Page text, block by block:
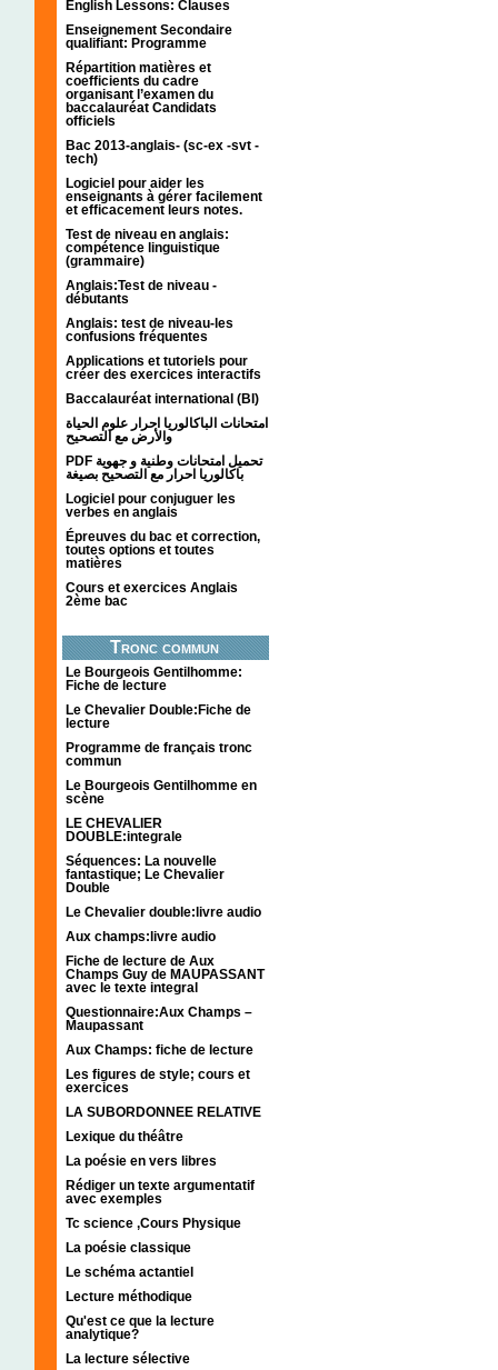
English Lessons: Clauses
Enseignement Secondaire
qualifiant: Programme
Répartition matières et
coefficients du cadre
organisant l’examen du
baccalauréat Candidats
officiels
Bac 2013-anglais- (sc-ex -svt -
tech)
Logiciel pour aider les
enseignants à gérer facilement
et efficacement leurs notes.
Test de niveau en anglais:
compétence linguistique
(grammaire)
Anglais:Test de niveau -
débutants
Anglais: test de niveau-les
confusions fréquentes
Applications et tutoriels pour
créer des exercices interactifs
Baccalauréat international (BI)
امتحانات الباكالوريا احرار علوم الحياة
والأرض مع التصحيح
PDF تحميل امتحانات وطنية و جهوية
باكالوريا احرار مع التصحيح بصيغة
Logiciel pour conjuguer les
verbes en anglais
Épreuves du bac et correction,
toutes options et toutes
matières
Cours et exercices Anglais
2ème bac
Tronc commun
Le Bourgeois Gentilhomme:
Fiche de lecture
Le Chevalier Double:Fiche de
lecture
Programme de français tronc
commun
Le Bourgeois Gentilhomme en
scène
LE CHEVALIER
DOUBLE:integrale
Séquences: La nouvelle
fantastique; Le Chevalier
Double
Le Chevalier double:livre audio
Aux champs:livre audio
Fiche de lecture de Aux
Champs Guy de MAUPASSANT
avec le texte integral
Questionnaire:Aux Champs –
Maupassant
Aux Champs: fiche de lecture
Les figures de style; cours et
exercices
LA SUBORDONNEE RELATIVE
Lexique du théâtre
La poésie en vers libres
Rédiger un texte argumentatif
avec exemples
Tc science ,Cours Physique
La poésie classique
Le schéma actantiel
Lecture méthodique
Qu'est ce que la lecture
analytique?
La lecture sélective